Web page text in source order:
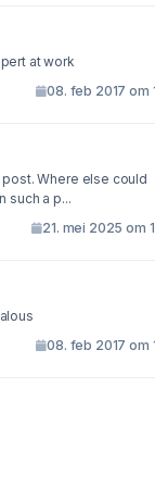
at work
08. feb 2017 om
else could
such a p...
21. mei 2025 om
08. feb 2017 om